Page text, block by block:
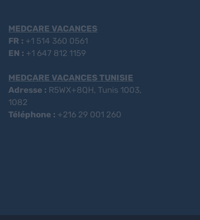
MEDCARE VACANCES
FR : +1 514 360 0561
EN : +1 647 812 1159
MEDCARE VACANCES TUNISIE
Adresse : R5WX+8QH, Tunis 1003,
1082
Téléphone : +216 29 001 260